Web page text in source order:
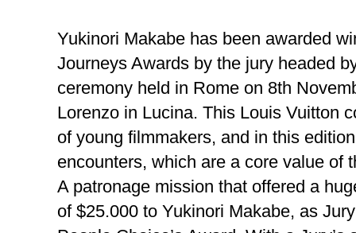
Yukinori Makabe has been awarded
Journeys Awards by the jury headed
ceremony held in Rome on 8th
Lorenzo in Lucina. This Louis Vuitton
of young filmmakers, and in this
encounters, which are a core value of
A patronage mission that offered a
of $25.000 to Yukinori Makabe, as